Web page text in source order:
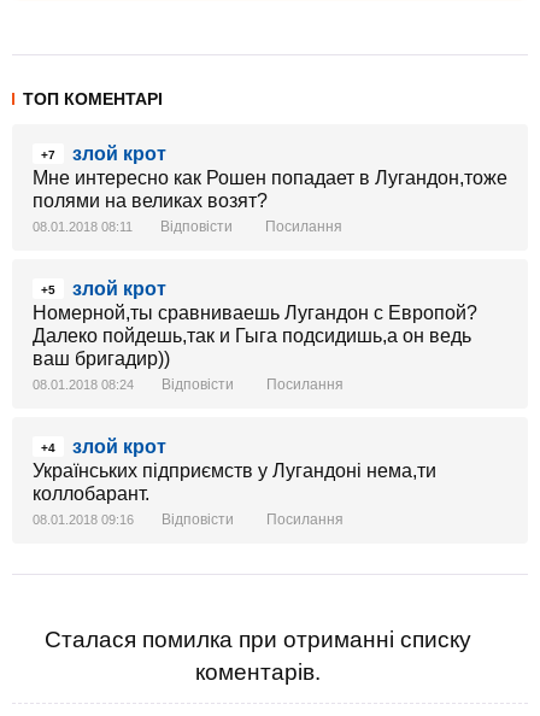
ТОП КОМЕНТАРІ
+7
злой крот
Мне интересно как Рошен попадает в Лугандон,тоже
полями на великах возят?
08.01.2018 08:11 Відповісти Посилання
+5
злой крот
Номерной,ты сравниваешь Лугандон с Европой?
Далеко пойдешь,так и Гыга подсидишь,а он ведь
ваш бригадир))
08.01.2018 08:24 Відповісти Посилання
+4
злой крот
Українських підприємств у Лугандоні нема,ти
коллобарант.
08.01.2018 09:16 Відповісти Посилання
Сталася помилка при отриманні списку
коментарів.